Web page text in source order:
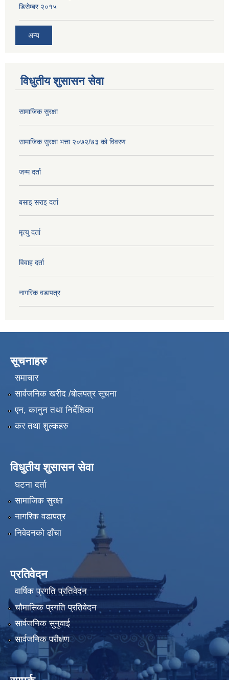
डिसेम्बर २०१५
अन्य
विधुतीय शुसासन सेवा
सामाजिक सुरक्षा
सामाजिक सुरक्षा भत्ता २०७२/७३ को विवरण
जन्म दर्ता
बसाइ सराइ दर्ता
मृत्यु दर्ता
विवाह दर्ता
नागरिक वडापत्र
सूचनाहरु
समाचार
सार्वजनिक खरीद /बोलपत्र सूचना
एन, कानुन तथा निर्देशिका
कर तथा शुल्कहरु
विधुतीय शुसासन सेवा
घटना दर्ता
सामाजिक सुरक्षा
नागरिक वडापत्र
निवेदनको ढाँचा
प्रतिवेदन
वार्षिक प्रगति प्रतिवेदन
चौमासिक प्रगति प्रतिवेदन
सार्वजनिक सुनुवाई
सार्वजनिक परीक्षण